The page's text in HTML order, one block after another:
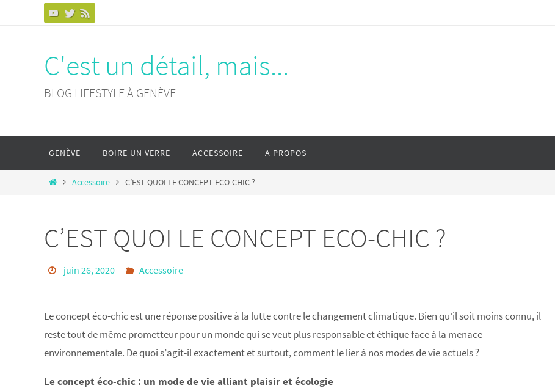
C'est un détail, mais...
BLOG LIFESTYLE À GENÈVE
le
GENÈVE BOIRE UN VERRE ACCESSOIRE A PROPOS
HomeAccessoire C’EST QUOI LE CONCEPT ECO-CHIC ?
C’EST QUOI LE CONCEPT ECO-CHIC ?
juin 26, 2020 Accessoire
Le concept éco-chic est une réponse positive à la lutte contre le changement climatique. Bien qu’il soit moins connu, il
reste tout de même prometteur pour un monde qui se veut plus responsable et éthique face à la menace
environnementale. De quoi s’agit-il exactement et surtout, comment le lier à nos modes de vie actuels ?
Le concept éco-chic : un mode de vie alliant plaisir et écologie